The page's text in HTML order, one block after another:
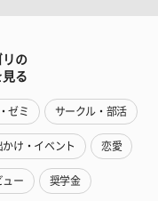
リの
る
ゼミ サークル・部活
かけ・イベント 恋愛
ュー 奨学金